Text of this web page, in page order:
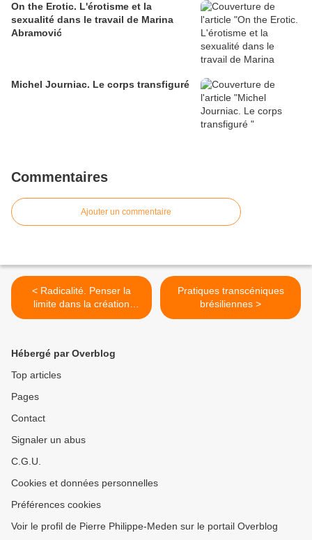
On the Erotic. L'érotisme et la
sexualité dans le travail de Marina
Abramović
Michel Journiac. Le corps transfiguré
Commentaires
Ajouter un commentaire
< Radicalité. Penser la
limite dans la création
artistique au XXe siècle
Pratiques transcéniques
brésiliennes >
Hébergé par Overblog
Top articles
Pages
Contact
Signaler un abus
C.G.U.
Cookies et données personnelles
Préférences cookies
Voir le profil de Pierre Philippe-Meden sur le portail Overblog